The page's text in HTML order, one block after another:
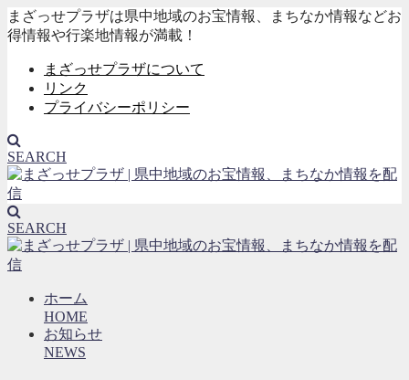
まざっせプラザは県中地域のお宝情報、まちなか情報などお
得情報や行楽地情報が満載！
まざっせプラザについて
リンク
プライバシーポリシー
SEARCH
SEARCH
ホーム
HOME
お知らせ
NEWS